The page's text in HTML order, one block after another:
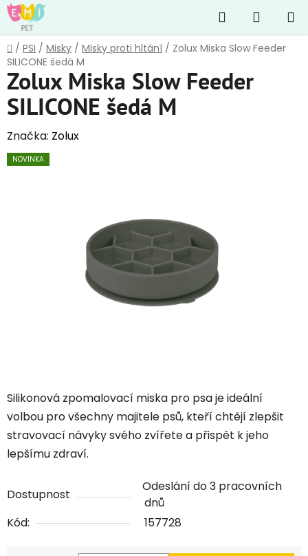
Přejít
na
obsah
Hledat
KOŠÍK
Domů
/ PSI / Misky / Misky proti hltání / Zolux Miska Slow Feeder
SILICONE šedá M
Silikonová zpomalovací miska pro psa je ideální
volbou pro všechny majitele psů, kteří chtějí zlepšit
stravovací návyky svého zvířete a přispět k jeho
lepšímu zdraví.
Dostupnost
Odeslání do 3 pracovních
dnů
Kód:
157728
Zolux Miska Slow Feeder
SILICONE šedá M
Značka: Zolux
NOVINKA